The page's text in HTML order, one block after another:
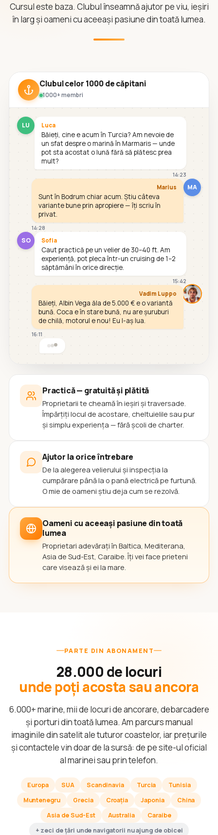
Cursul este baza. Clubul înseamnă ajutor pe viu, ieșiri
în larg și oameni cu aceeași pasiune din toată lumea.
Clubul celor 1000 de căpitani
1000+ membri
LU Luca
Băieți, cine e acum în Turcia? Am nevoie de
un sfat despre o marină în Marmaris — unde
pot sta acostat o lună fără să plătesc prea
mult?
14:23
MA
Marius
Sunt în Bodrum chiar acum. Știu câteva
variante bune prin apropiere — îți scriu în
privat.
14:28
SO Sofia
Caut practică pe un velier de 30–40 ft. Am
experiență, pot pleca într-un cruising de 1–2
săptămâni în orice direcție.
15:42
Vadim Luppo
Băieți, Albin Vega ăla de 5.000 € e o variantă
bună. Coca e în stare bună, nu are șuruburi
de chilă, motorul e nou! Eu l-aș lua.
16:11
Practică — gratuită și plătită
Proprietarii te cheamă în ieșiri și traversade.
Împărțiți locul de acostare, cheltuielile sau pur
și simplu experiența — fără școli de charter.
Ajutor la orice întrebare
De la alegerea velierului și inspecția la
cumpărare până la o pană electrică pe furtună.
O mie de oameni știu deja cum se rezolvă.
Oameni cu aceeași pasiune din toată
lumea
Proprietari adevărați în Baltica, Mediterana,
Asia de Sud-Est, Caraibe. Îți vei face prieteni
care visează și ei la mare.
PARTE DIN ABONAMENT
28.000 de locuri
unde poți acosta sau ancora
6.000+ marine, mii de locuri de ancorare, debarcadere
și porturi din toată lumea. Am parcurs manual
imaginile din satelit ale tuturor coastelor, iar prețurile
și contactele vin doar de la sursă: de pe site-ul oficial
al marinei sau prin telefon.
Europa SUA Scandinavia Turcia
Tunisia
Muntenegru
Grecia Croația Japonia
China
Asia de Sud-Est
Australia
Caraibe
+ zeci de țări unde navigatorii nu ajung de obicei